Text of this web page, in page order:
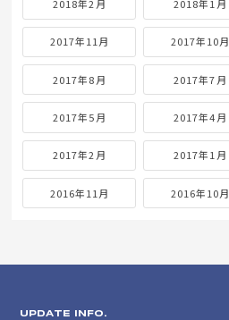
2018年2月 2018年1月
2017年11月 2017年10月
2017年8月 2017年7月
2017年5月 2017年4月
2017年2月 2017年1月
2016年11月 2016年10月
UPDATE INFO.